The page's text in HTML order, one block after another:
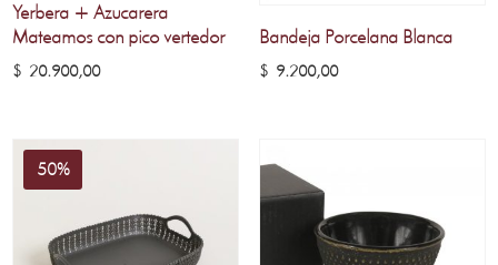
Yerbera + Azucarera
Mateamos con pico vertedor
$ 20.900,00
Bandeja Porcelana Blanca
$9.200,00
50%